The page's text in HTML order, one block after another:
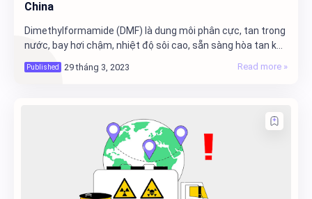
China
Dimethylformamide (DMF) là dung môi phân cực, tan trong
nước, bay hơi chậm, nhiệt độ sôi cao, sẵn sàng hòa tan khí
và nhiều chất vô cơ và hữu cơ khá…